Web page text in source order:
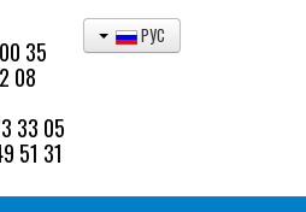
35
08
33 05
51 31
РУС